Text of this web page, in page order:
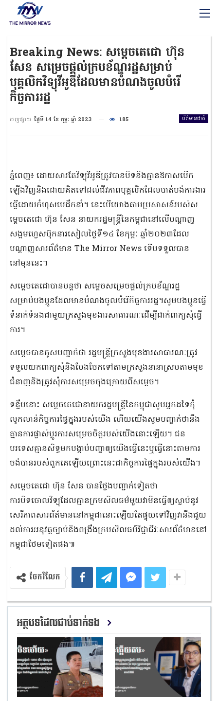
Breaking News: សម្ដេចតេជោ ហ៊ុន
សែន សម្រេចផ្តល់ក្របខ័ណ្ឌរដ្ឋសម្រាប់
បុគ្គលិកវិទ្យុវីអូឌីដែលមានបំណងចូលបំរើ
កិច្ចការរដ្ឋ
ព័ត៌មានជាតិ
ចេញផ្សាយ ថ្ងៃទី 14 ខែ កុម្ភៈ ឆ្នាំ 2023 185
ភ្នំពេញ៖ ដោយសារតែវិទ្យុវីអូឌីត្រូវបានបិទនិងគ្មានឱកាសបើក
ឡើងវិញនិងដោយគិតទៅដល់ជីវភាពបុគ្គលិកដែលបាត់បង់ការងារ
ធ្វើដោយកំហុសមេដឹកនាំ។ នេះបើយោងតាមប្រសាសន៍របស់ស
ម្តេចតេជោ ហ៊ុន សែន នាយករដ្ឋមន្ត្រីនៃកម្ពុជានៅលើបណ្ដាញ
សង្គមហ្វេសប៊ុកនារសៀលថ្ងៃទី១៤ ខែកុម្ភៈ ឆ្នាំ២០២៣ដែល
បណ្ដាញសារព័ត៌មាន The Mirror News ទើបទទួលបាន
នៅមុននេះ។
សម្ដេចតេជោបានបន្តថា សម្ដេចសម្រេចផ្តល់ក្របខ័ណ្ឌរដ្ឋ
សម្រាប់បងប្អូនដែលមានបំណងចូលបំរើកិច្ចការរដ្ឋ។សូមបងប្អូនធ្វើ
ទំនាក់ទំនងជាមួយក្រសួងមុខងារសាធារណៈដើម្បីដាក់ពាក្យសុំធ្វើ
ការ។
សម្ដេចបានគូសបញ្ជាក់ថា រដ្ឋមន្ត្រីក្រសួងមុខងារសាធារណៈត្រូវ
ទទួលយកពាក្យសុំនិងបែងចែកទៅតាមក្រសួងនានាស្របតាមមុខ
ជំនាញនិងត្រូវសុំការសម្រេចចុងក្រោយពីសម្ដេច។
ទន្ទឹមនោះ សម្ដេចតេជោនាយករដ្ឋមន្ត្រីនៃកម្ពុជាសូមអ្នកដទៃកុំ
លូកលាន់កិច្ចការផ្ទៃក្នុងរបស់យើង ហើយយើងសូមបញ្ជាក់ថានឹង
គ្មានការផ្លាស់ប្តូរការសម្រេចចិត្តរបស់យើងនោះឡើយ។ ជន
បរទេសគ្មានសិទ្ធមកបង្គាប់បញ្ជាឲ្យយើងធ្វើនេះឬធ្វើនោះតាមការ
ចង់បានរបស់ពួកគេឡើយព្រោះនេះជាកិច្ចការផ្ទៃក្នុងរបស់យើង។
សម្ដេចតេជោ ហ៊ុន សែន បានថ្លែងបញ្ជាក់ទៀតថា
ការបិទចោលវិទ្យុដែលគ្មានក្រមសិលធម៌មួយវាមិនធ្វើឲ្យស្លាប់នូវ
សេរីភាពសារព័ត៌មាននៅកម្ពុជានោះឡើយតែផ្ទុយទៅវិញវានឹងជួយ
ដល់ការអនុវត្តច្បាប់និងពង្រឹងក្រមសិលធម៍វិជ្ជាជីវៈសារព័ត៌មាននៅ
កម្ពុជាថែមទៀតផង៕
ចែករំលែក
អត្ថបទដែលជាប់ទាក់ទង